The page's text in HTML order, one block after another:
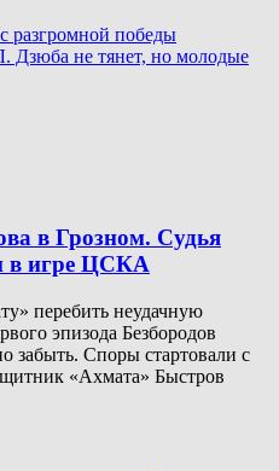
разгромной победы
Дзюба не тянет, но молодые
в Грозном. Судья
в игре ЦСКА
перебить неудачную
эпизода Безбородов
забыть. Споры стартовали с
«Ахмата» Быстров